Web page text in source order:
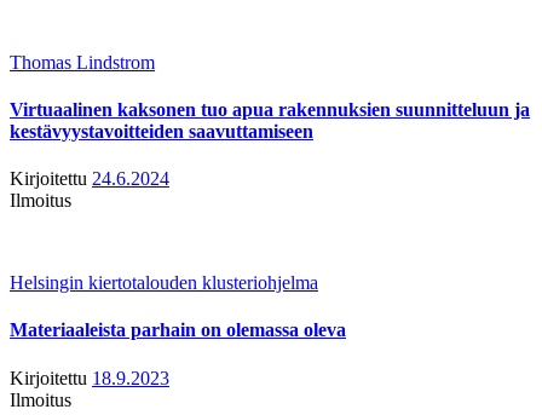
Thomas Lindstrom
Virtuaalinen kaksonen tuo apua rakennuksien suunnitteluun ja
kestävyystavoitteiden saavuttamiseen
Kirjoitettu 24.6.2024
Ilmoitus
Helsingin kiertotalouden klusteriohjelma
Materiaaleista parhain on olemassa oleva
Kirjoitettu 18.9.2023
Ilmoitus